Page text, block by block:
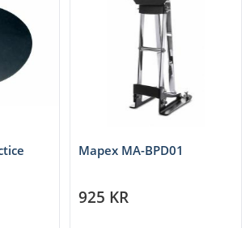
Mapex MA-BPD01
925 KR